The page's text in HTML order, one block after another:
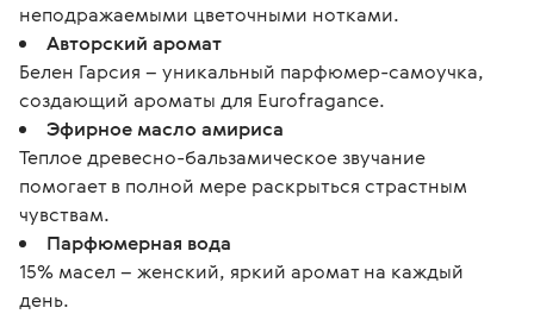
неподражаемыми цветочными нотками.
Авторский аромат
Белен Гарсия – уникальный парфюмер-самоучка,
создающий ароматы для Eurofragance.
Эфирное масло амириса
Теплое древесно-бальзамическое звучание
помогает в полной мере раскрыться страстным
чувствам.
Парфюмерная вода
15% масел – женский, яркий аромат на каждый
день.